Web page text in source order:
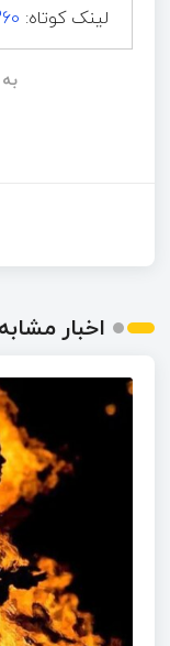
لینک کوتاه:
اخبار